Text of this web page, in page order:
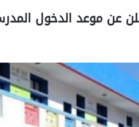
عن موعد الدخول المدرسي